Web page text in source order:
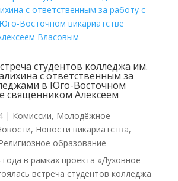
студентов колледжа им.
с ответственным за
в Юго-Восточном
священником Алексеем
| Комиссии, Молодёжное
, Новости викариатства,
образование
в рамках проекта «Духовное
встреча студентов колледжа